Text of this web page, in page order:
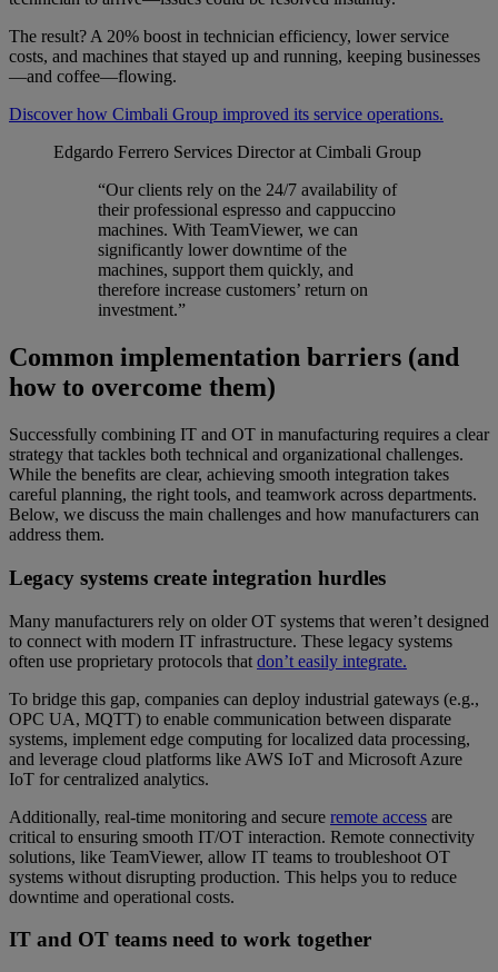
The result? A 20% boost in technician efficiency, lower service
costs, and machines that stayed up and running, keeping businesses
—and coffee—flowing.
Discover how Cimbali Group improved its service operations.
Edgardo Ferrero Services Director at Cimbali Group
“Our clients rely on the 24/7 availability of
their professional espresso and cappuccino
machines. With TeamViewer, we can
significantly lower downtime of the
machines, support them quickly, and
therefore increase customers’ return on
investment.”
Common implementation barriers (and
how to overcome them)
Successfully combining IT and OT in manufacturing requires a clear
strategy that tackles both technical and organizational challenges.
While the benefits are clear, achieving smooth integration takes
careful planning, the right tools, and teamwork across departments.
Below, we discuss the main challenges and how manufacturers can
address them.
Legacy systems create integration hurdles
Many manufacturers rely on older OT systems that weren’t designed
to connect with modern IT infrastructure. These legacy systems
often use proprietary protocols that don’t easily integrate.
To bridge this gap, companies can deploy industrial gateways (e.g.,
OPC UA, MQTT) to enable communication between disparate
systems, implement edge computing for localized data processing,
and leverage cloud platforms like AWS IoT and Microsoft Azure
IoT for centralized analytics.
Additionally, real-time monitoring and secure remote access are
critical to ensuring smooth IT/OT interaction. Remote connectivity
solutions, like TeamViewer, allow IT teams to troubleshoot OT
systems without disrupting production. This helps you to reduce
downtime and operational costs.
IT and OT teams need to work together